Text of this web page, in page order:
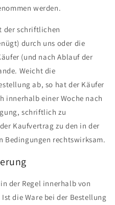
werden.
der schriftlichen
durch uns oder die
(und nach Ablauf der
Weicht die
ab, so hat der Käufer
innerhalb einer Woche nach
schriftlich zu
Kaufvertrag zu den in der
Bedingungen rechtswirksam.
der Regel innerhalb von
die Ware bei der Bestellung